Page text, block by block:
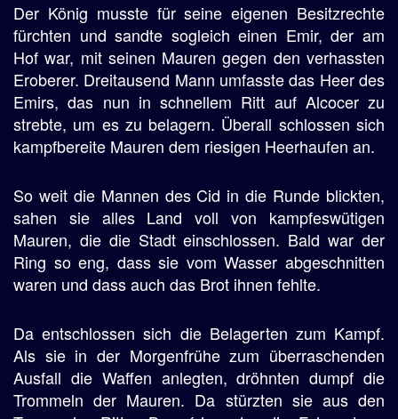
Der König musste für seine eigenen Besitzrechte
fürchten und sandte sogleich einen Emir, der am
Hof war, mit seinen Mauren gegen den verhassten
Eroberer. Dreitausend Mann umfasste das Heer des
Emirs, das nun in schnellem Ritt auf Alcocer zu
strebte, um es zu belagern. Überall schlossen sich
kampfbereite Mauren dem riesigen Heerhaufen an.
So weit die Mannen des Cid in die Runde blickten,
sahen sie alles Land voll von kampfeswütigen
Mauren, die die Stadt einschlossen. Bald war der
Ring so eng, dass sie vom Wasser abgeschnitten
waren und dass auch das Brot ihnen fehlte.
Da entschlossen sich die Belagerten zum Kampf.
Als sie in der Morgenfrühe zum überraschenden
Ausfall die Waffen anlegten, dröhnten dumpf die
Trommeln der Mauren. Da stürzten sie aus den